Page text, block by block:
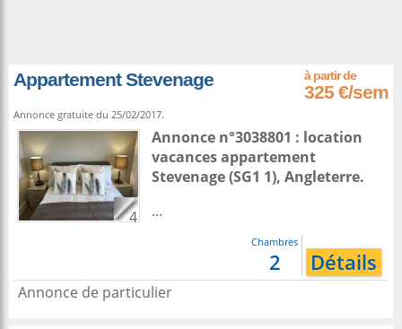
Appartement Stevenage
325 €/sem
Annonce gratuite du 25/02/2017.
4
Annonce n°3038801 : location
vacances appartement
Stevenage(SG1 1), Angleterre.
...
Chambres
2 Détails
Annonce de particulier